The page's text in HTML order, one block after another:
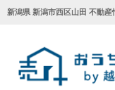
新潟県 新潟市西区山田 不動